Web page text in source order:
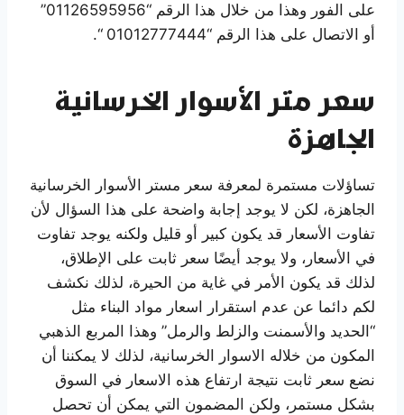
على الفور وهذا من خلال هذا الرقم “01126595956”
أو الاتصال على هذا الرقم “01012777444 “.
سعر متر الأسوار الخرسانية
الجاهزة
تساؤلات مستمرة لمعرفة سعر مستر الأسوار الخرسانية
الجاهزة، لكن لا يوجد إجابة واضحة على هذا السؤال لأن
تفاوت الأسعار قد يكون كبير أو قليل ولكنه يوجد تفاوت
في الأسعار، ولا يوجد أيضًا سعر ثابت على الإطلاق،
لذلك قد يكون الأمر في غاية من الحيرة، لذلك نكشف
لكم دائما عن عدم استقرار اسعار مواد البناء مثل
“الحديد والأسمنت والزلط والرمل” وهذا المربع الذهبي
المكون من خلاله الاسوار الخرسانية، لذلك لا يمكننا أن
نضع سعر ثابت نتيجة ارتفاع هذه الاسعار في السوق
بشكل مستمر، ولكن المضمون التي يمكن أن تحصل